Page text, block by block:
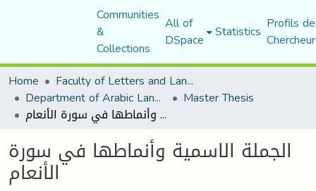
Communities
&
Collections
All of
DSpace Statistics Profils
Home
Faculty of Letters and Languages
Department of Arabic Language and Literature Master Thesis
الجملة الاسمية وأنماطها في سورة الأنعام
الجملة الاسمية وأنماطها في سورة
الأنعام